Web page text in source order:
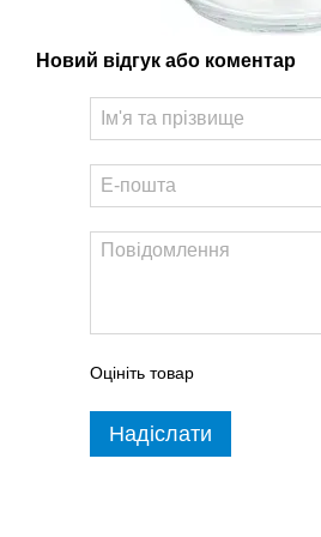
Новий відгук або коментар
Оцініть товар
Надіслати